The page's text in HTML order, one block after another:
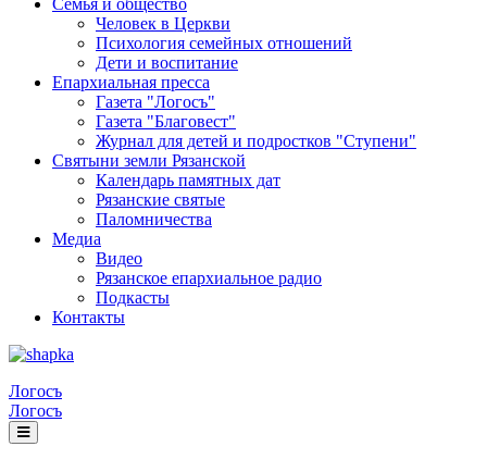
Семья и общество
Человек в Церкви
Психология семейных отношений
Дети и воспитание
Епархиальная пресса
Газета "Логосъ"
Газета "Благовест"
Журнал для детей и подростков "Ступени"
Святыни земли Рязанской
Календарь памятных дат
Рязанские святые
Паломничества
Медиа
Видео
Рязанское епархиальное радио
Подкасты
Контакты
Логосъ
Логосъ